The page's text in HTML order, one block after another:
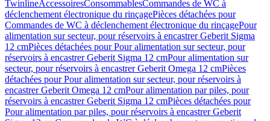
TwinlineAccessoiresConsommablesCommandes de WC à
déclenchement électronique du rinçagePièces détachées pour
Commandes de WC à déclenchement électronique du rinçagePour
alimentation sur secteur, pour réservoirs à encastrer Geberit Sigma
12 cmPièces détachées pour Pour alimentation sur secteur, pour
réservoirs à encastrer Geberit Sigma 12 cmPour alimentation sur
secteur, pour réservoirs à encastrer Geberit Omega 12 cmPièces
détachées pour Pour alimentation sur secteur, pour réservoirs à
encastrer Geberit Omega 12 cmPour alimentation par piles, pour
réservoirs à encastrer Geberit Sigma 12 cmPièces détachées pour
Pour alimentation par piles, pour réservoirs à encastrer Geberit